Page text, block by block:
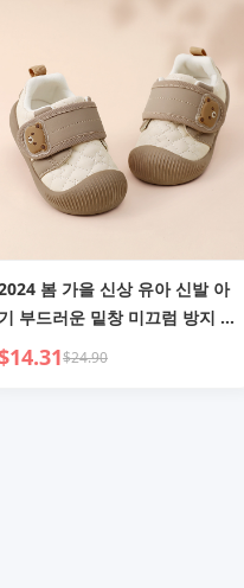
봄 가을 신상 유아 신발 아
기 부드러운 밑창 미끄럼 방지 유
아 신발 0-1-2세 남아 통기성 여
아 신발
$24.90